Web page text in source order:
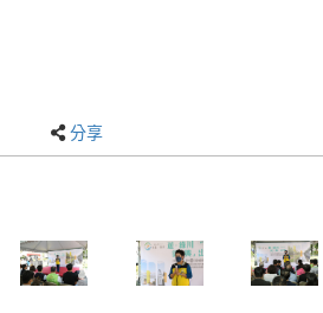
分享